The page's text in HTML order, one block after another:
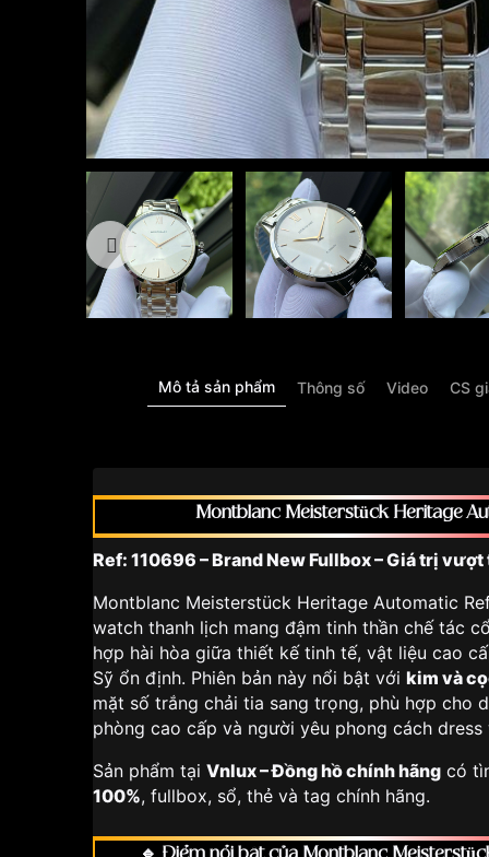
Mô tả sản phẩm Thông số Video CS
Montblanc Meisterstück Heritage
Ref: 110696 – Brand New Fullbox – Giá trị
Montblanc Meisterstück Heritage Automatic
watch thanh lịch mang đậm tinh thần chế tác
hợp hài hòa giữa thiết kế tinh tế, vật liệu cao
Sỹ ổn định. Phiên bản này nổi bật với kim và
mặt số trắng chải tia sang trọng, phù hợp cho
phòng cao cấp và người yêu phong cách dress
Sản phẩm tại Vnlux – Đồng hồ chính hãng có
100%, fullbox, sổ, thẻ và tag chính hãng.